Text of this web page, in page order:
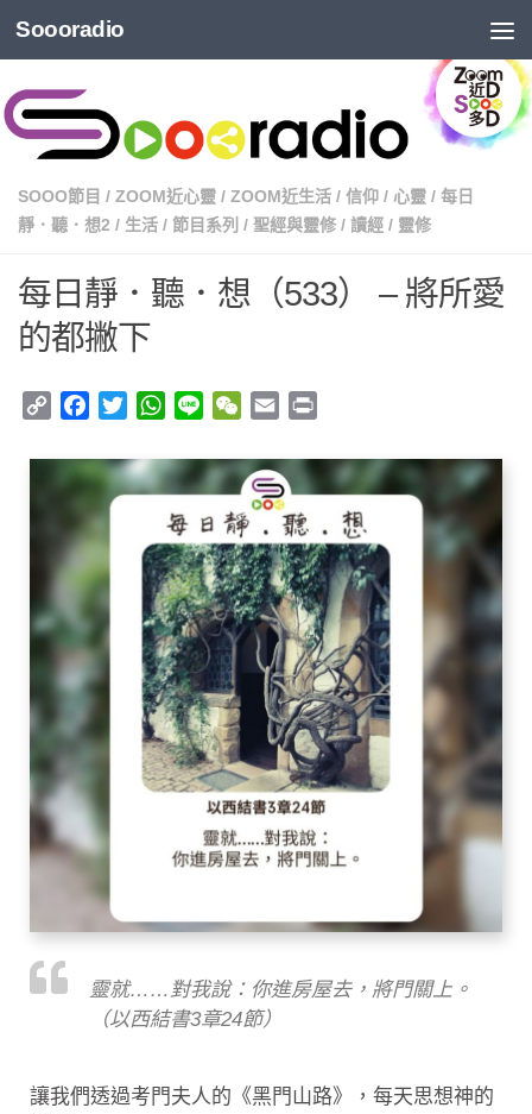
Soooradio
SOOO節目 / ZOOM近心靈 / ZOOM近生活 / 信仰 / 心靈 / 每日
靜．聽．想2 / 生活 / 節目系列 / 聖經與靈修 / 讀經 / 靈修
每日靜．聽．想（533） – 將所愛
的都撇下
Copy
Facebook
TwitterWhatsApp
Line WeChat
Email
靈就……對我說：你進房屋去，將門關上。
（以西結書3章24節）
讓我們透過考門夫人的《黑門山路》，每天思想神的